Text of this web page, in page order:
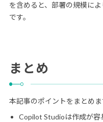
を含めると、部署の規模に
です。
まとめ
本記事のポイントをまとめま
Copilot Studioは作成が容